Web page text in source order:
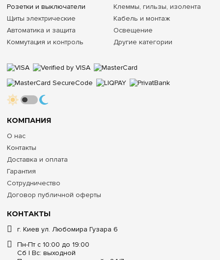
КОНТАКТЫ
г. Киев ул. Любомира Гузара 6
Пн-Пт с 10:00 до 19:00
Сб | Вс: выходной
КОМПАНИЯ
О нас
Контакты
Доставка и оплата
Гарантия
Сотрудничество
Договор публичной оферты
Розетки и выключатели
Щиты электрические
Автоматика и защита
Коммутация и контроль
Клеммы, гильзы, изолента
Кабель и монтаж
Освещение
Другие категории